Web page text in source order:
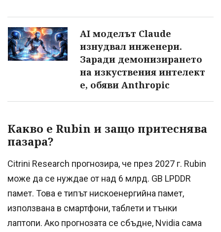
AI моделът Claude
изнудвал инженери.
Заради демонизирането
на изкуствения интелект
е, обяви Anthropic
Какво е Rubin и защо притеснява
пазара?
Citrini Research прогнозира, че през 2027 г. Rubin
може да се нуждае от над 6 млрд. GB LPDDR
памет. Това е типът нискоенергийна памет,
използвана в смартфони, таблети и тънки
лаптопи. Ако прогнозата се сбъдне, Nvidia сама